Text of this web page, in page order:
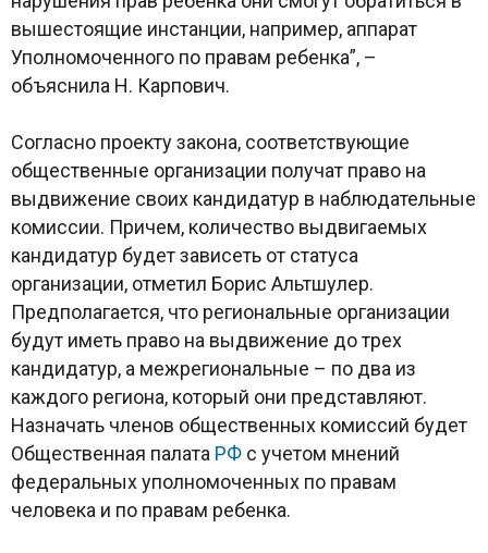
вышестоящие инстанции, например, аппарат
Уполномоченного по правам ребенка”, –
объяснила Н. Карпович.
Согласно проекту закона, соответствующие
общественные организации получат право на
выдвижение своих кандидатур в наблюдательные
комиссии. Причем, количество выдвигаемых
кандидатур будет зависеть от статуса
организации, отметил Борис Альтшулер.
Предполагается, что региональные организации
будут иметь право на выдвижение до трех
кандидатур, а межрегиональные – по два из
каждого региона, который они представляют.
Назначать членов общественных комиссий будет
Общественная палата РФ с учетом мнений
федеральных уполномоченных по правам
человека и по правам ребенка.